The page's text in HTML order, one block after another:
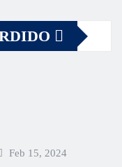
Feb 15, 2024